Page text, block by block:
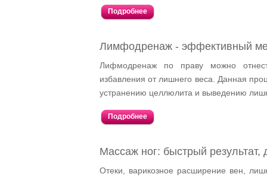
Подробнее
Лимфодренаж - эффективный
Лифмодренаж по праву можно
избавления от лишнего веса. Данная
устранению целлюлита и выведению
Подробнее
Массаж ног: быстрый
Отеки, варикозное расширение вен,